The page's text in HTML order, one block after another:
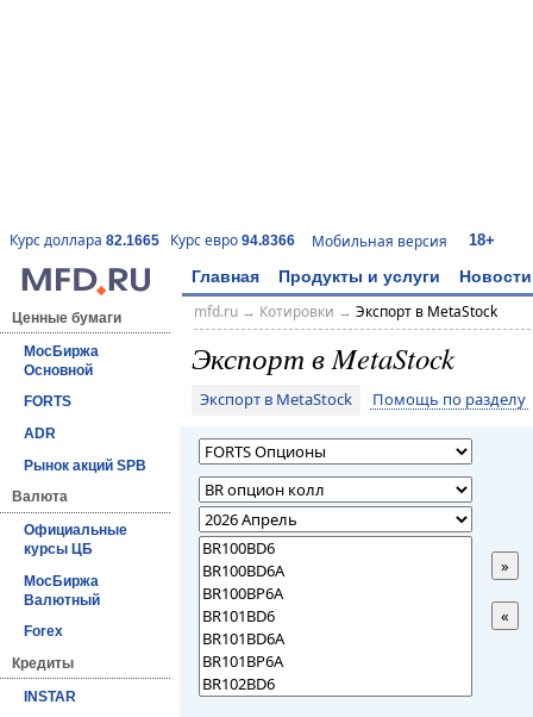
Курс доллара 82.1665 Курс евро 94.8366 Мобильная версия 18+
Главная Продукты и услуги Новости
Ценные бумаги
МосБиржа
Основной
FORTS
ADR
Рынок акций SPB
Валюта
Официальные
курсы ЦБ
МосБиржа
Валютный
Forex
Кредиты
INSTAR
mfd.ru→ Котировки → Экспорт в MetaStock
Экспорт в MetaStock
Экспорт в MetaStock Помощь по разделу
»
«